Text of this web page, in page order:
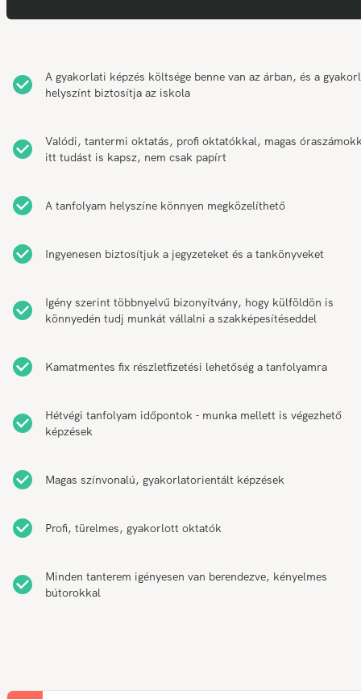
A gyakorlati képzés költsége benne van az árban, és a
helyszínt biztosítja az iskola
Valódi, tantermi oktatás, profi oktatókkal, magas
itt tudást is kapsz, nem csak papírt
A tanfolyam helyszíne könnyen megközelíthető
Ingyenesen biztosítjuk a jegyzeteket és a tankönyveket
Igény szerint többnyelvű bizonyítvány, hogy külföldön is
könnyedén tudj munkát vállalni a szakképesítéseddel
Kamatmentes fix részletfizetési lehetőség a tanfolyamra
Hétvégi tanfolyam időpontok - munka mellett is végezhető
képzések
Magas színvonalú, gyakorlatorientált képzések
Profi, türelmes, gyakorlott oktatók
Minden tanterem igényesen van berendezve, kényelmes
bútorokkal